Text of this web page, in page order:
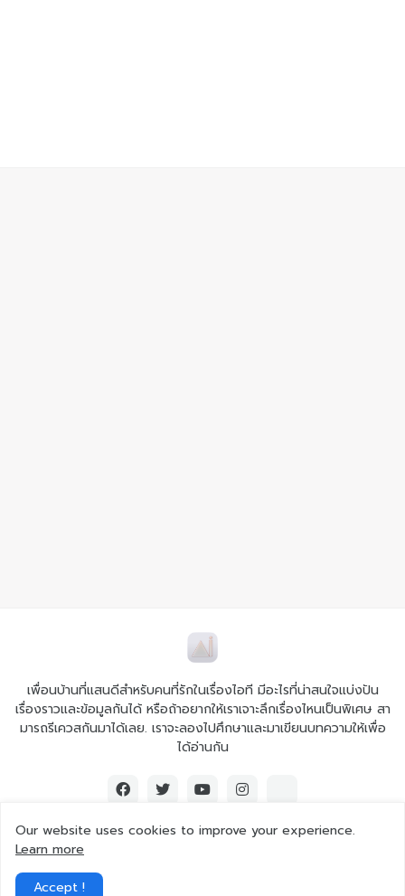
เพื่อนบ้านที่แสนดีสำหรับคนที่รักในเรื่องไอที มีอะไรที่น่าสนใจแบ่งปัน
เรื่องราวและข้อมูลกันได้ หรือถ้าอยากให้เราเจาะลึกเรื่องไหนเป็นพิเศษ สา
มารถรีเควสกันมาได้เลย. เราจะลองไปศึกษาและมาเขียนบทความให้เพื่อ
ได้อ่านกัน
Our website uses cookies to improve your experience.
Learn more
Accept !